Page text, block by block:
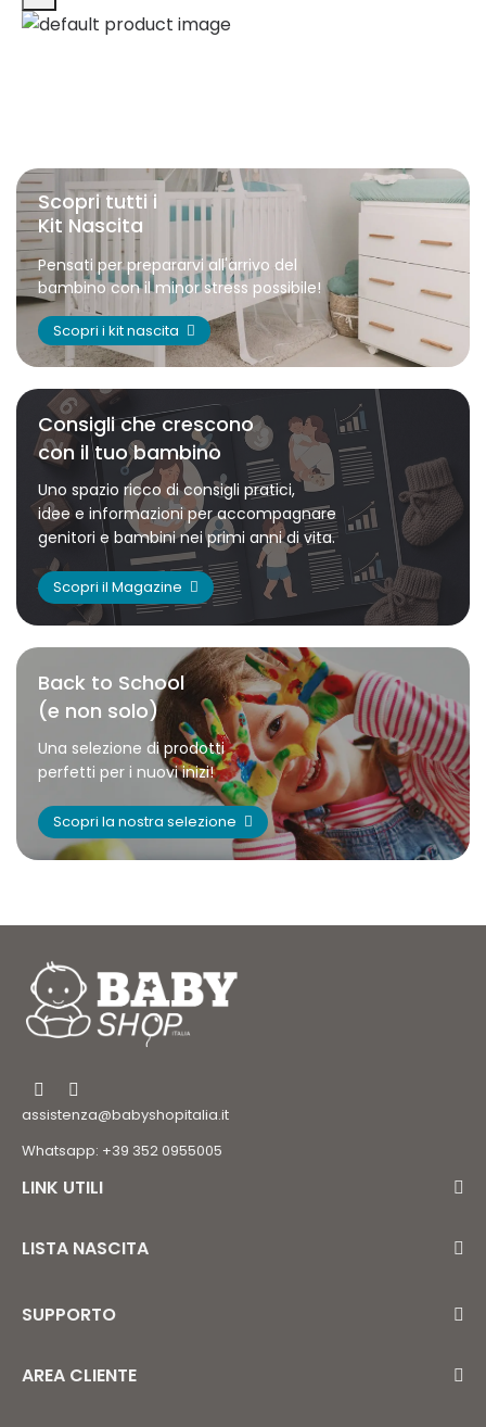
Scopri tutti i
Kit Nascita
Pensati per prepararvi all'arrivo del
bambino con il minor stress possibile!
Scopri i kit nascita
Consigli che crescono
con il tuo bambino
Uno spazio ricco di consigli pratici,
idee e informazioni per accompagnare
genitori e bambini nei primi anni di vita.
Scopri il Magazine
Back to School
(e non solo)
Una selezione di prodotti
perfetti per i nuovi inizi!
Scopri la nostra selezione
assistenza@babyshopitalia.it
Whatsapp: +39 352 0955005
LINK UTILI
LISTA NASCITA
SUPPORTO
AREA CLIENTE